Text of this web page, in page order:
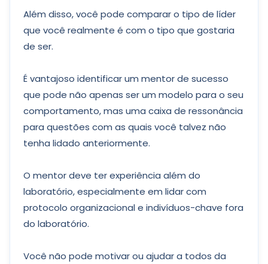
Além disso, você pode comparar o tipo de líder
que você realmente é com o tipo que gostaria
de ser.
É vantajoso identificar um mentor de sucesso
que pode não apenas ser um modelo para o seu
comportamento, mas uma caixa de ressonância
para questões com as quais você talvez não
tenha lidado anteriormente.
O mentor deve ter experiência além do
laboratório, especialmente em lidar com
protocolo organizacional e indivíduos-chave fora
do laboratório.
Você não pode motivar ou ajudar a todos da